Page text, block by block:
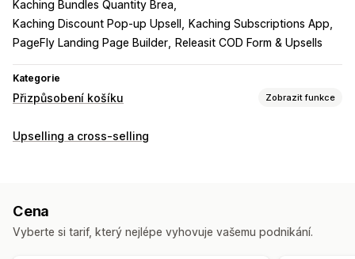
Kaching Bundles Quantity Brea
Kaching Discount Pop‑up Upsell
Kaching Subscriptions App
PageFly Landing Page Builder
Releasit COD Form & Upsells
Kategorie
Přizpůsobení košíku Zobrazit funkce
Zobrazení košíku
Upselling
Upselling a cross-selling
Cena
Vyberte si tarif, který nejlépe vyhovuje vašemu podnikání.